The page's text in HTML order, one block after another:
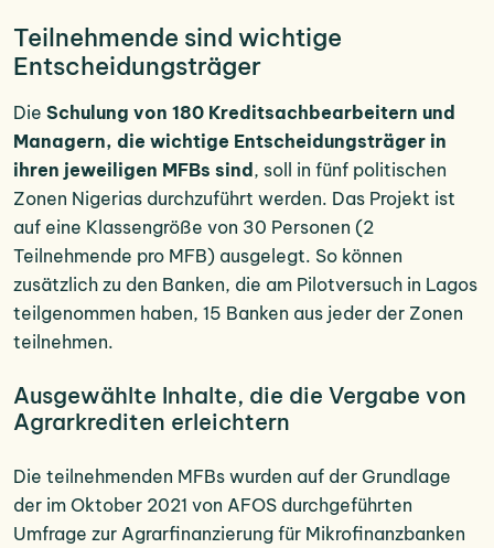
Teilnehmende sind wichtige
Entscheidungsträger
Die Schulung von 180 Kreditsachbearbeitern und
Managern, die wichtige Entscheidungsträger in
ihren jeweiligen MFBs sind, soll in fünf politischen
Zonen Nigerias durchzuführt werden. Das Projekt ist
auf eine Klassengröße von 30 Personen (2
Teilnehmende pro MFB) ausgelegt. So können
zusätzlich zu den Banken, die am Pilotversuch in Lagos
teilgenommen haben, 15 Banken aus jeder der Zonen
teilnehmen.
Ausgewählte Inhalte, die die Vergabe von
Agrarkrediten erleichtern
Die teilnehmenden MFBs wurden auf der Grundlage
der im Oktober 2021 von AFOS durchgeführten
Umfrage zur Agrarfinanzierung für Mikrofinanzbanken